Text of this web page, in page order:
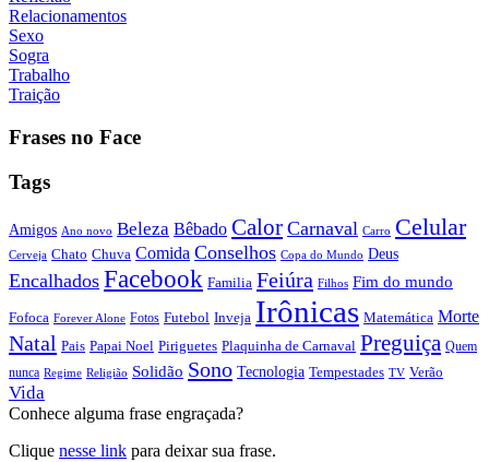
Relacionamentos
Sexo
Sogra
Trabalho
Traição
Frases no Face
Tags
Amigos Ano novo Beleza Bêbado Calor Carnaval Carro Celular
Cerveja Chato Chuva Comida Conselhos Copa do Mundo Deus
Encalhados Facebook Familia Feiúra Filhos Fim do mundo
Fofoca Forever Alone Fotos Futebol Inveja Irônicas Matemática Morte
Natal Pais Papai Noel Piriguetes Plaquinha de Carnaval Preguiça Quem
nunca Regime Religião Solidão Sono Tecnologia Tempestades TV Verão
Vida
Conhece alguma frase engraçada?
Clique nesse link para deixar sua frase.